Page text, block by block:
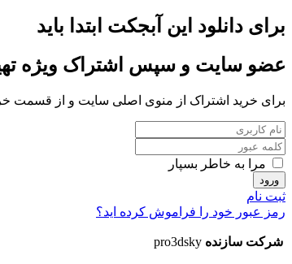
برای دانلود این آبجکت ابتدا باید
عضو سایت و سپس اشتراک ویژه
برای خرید اشتراک از منوی اصلی سایت و از قسمت
مرا به خاطر بسپار
ثبت نام
رمز عبور خود را فراموش کرده اید؟
شرکت سازنده pro3dsky